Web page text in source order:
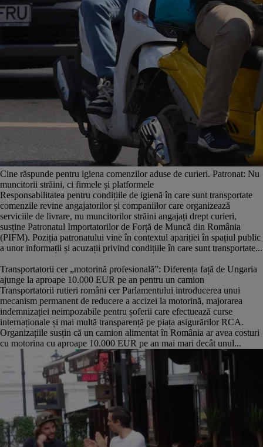
Cine răspunde pentru igiena comenzilor aduse de curieri. Patronat: Nu
muncitorii străini, ci firmele și platformele
Responsabilitatea pentru condițiile de igienă în care sunt transportate
comenzile revine angajatorilor și companiilor care organizează
serviciile de livrare, nu muncitorilor străini angajați drept curieri,
susține Patronatul Importatorilor de Forță de Muncă din România
(PIFM). Poziția patronatului vine în contextul apariției în spațiul public
a unor informații și acuzații privind condițiile în care sunt transportate...
Transportatorii cer „motorină profesională”: Diferența față de Ungaria
ajunge la aproape 10.000 EUR pe an pentru un camion
Transportatorii rutieri români cer Parlamentului introducerea unui
mecanism permanent de reducere a accizei la motorină, majorarea
indemnizației neimpozabile pentru șoferii care efectuează curse
internaționale și mai multă transparență pe piața asigurărilor RCA.
Organizațiile susțin că un camion alimentat în România ar avea costuri
cu motorina cu aproape 10.000 EUR pe an mai mari decât unul...